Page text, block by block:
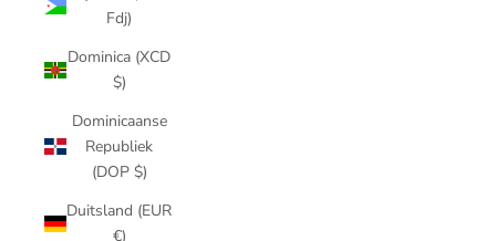
Fdj)
Dominica (XCD
$)
Dominicaanse
Republiek
(DOP $)
Duitsland (EUR
€)